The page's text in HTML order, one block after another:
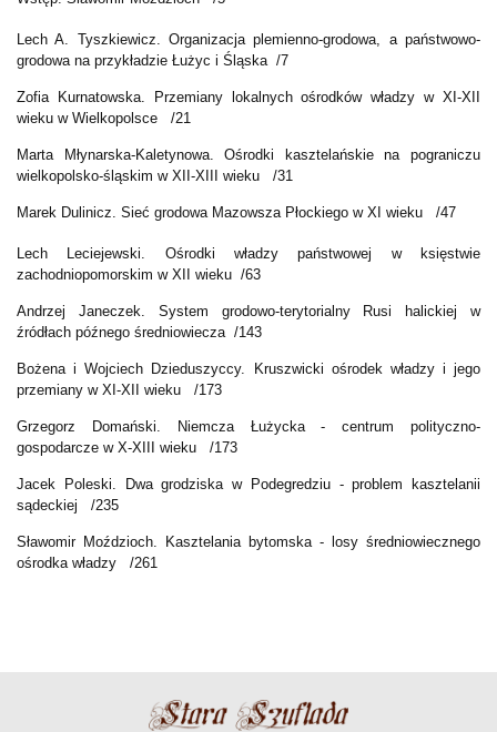
Lech A. Tyszkiewicz. Organizacja plemienno-grodowa, a państwowo-
grodowa na przykładzie Łużyc i Śląska /7
Zofia Kurnatowska. Przemiany lokalnych ośrodków władzy w XI-XII
wieku w Wielkopolsce /21
Marta Młynarska-Kaletynowa. Ośrodki kasztelańskie na pograniczu
wielkopolsko-śląskim w XII-XIII wieku /31
Marek Dulinicz. Sieć grodowa Mazowsza Płockiego w XI wieku /47
Lech Leciejewski. Ośrodki władzy państwowej w księstwie
zachodniopomorskim w XII wieku /63
Andrzej Janeczek. System grodowo-terytorialny Rusi halickiej w
źródłach późnego średniowiecza /143
Bożena i Wojciech Dzieduszyccy. Kruszwicki ośrodek władzy i jego
przemiany w XI-XII wieku /173
Grzegorz Domański. Niemcza Łużycka - centrum polityczno-
gospodarcze w X-XIII wieku /173
Jacek Poleski. Dwa grodziska w Podegredziu - problem kasztelanii
sądeckiej /235
Sławomir Moździoch. Kasztelania bytomska - losy średniowiecznego
ośrodka władzy /261